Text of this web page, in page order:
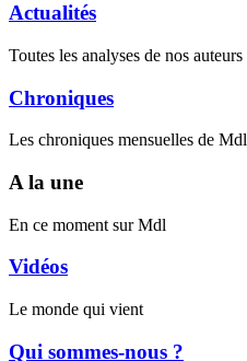
Actualités
Toutes les analyses de nos auteurs
Chroniques
Les chroniques mensuelles de Mdl
A la une
En ce moment sur Mdl
Vidéos
Le monde qui vient
Qui sommes-nous ?